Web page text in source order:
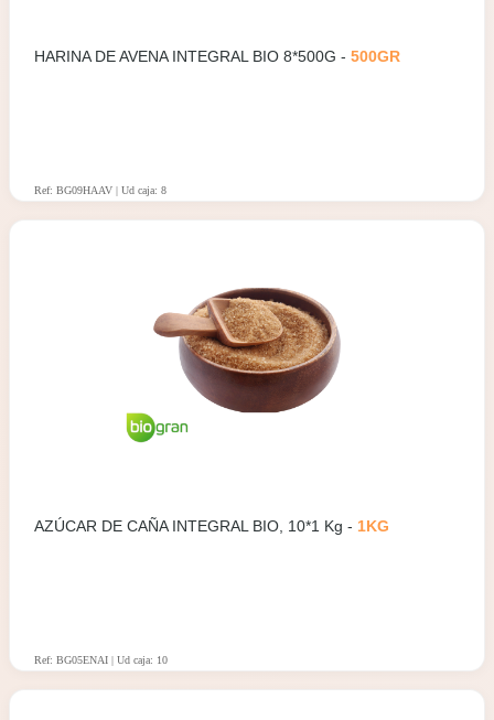
HARINA DE AVENA INTEGRAL BIO 8*500G - 500GR
Ref: BG09HAAV | Ud caja: 8
AZÚCAR DE CAÑA INTEGRAL BIO, 10*1 Kg - 1KG
Ref: BG05ENAI | Ud caja: 10